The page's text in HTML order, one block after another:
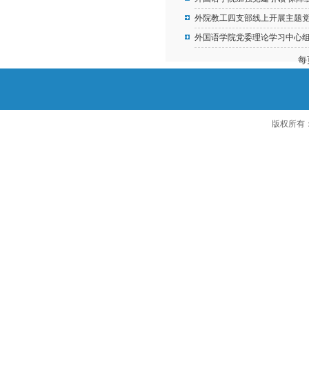
外院教工四支部线上开展主
外国语学院党委理论学习中心
版权所有